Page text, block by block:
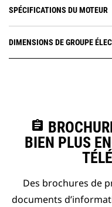
SPÉCIFICATIONS DU MOTEUR
DIMENSIONS DE GROUPE
assignment
BIEN PLUS
Des brochures de
documents